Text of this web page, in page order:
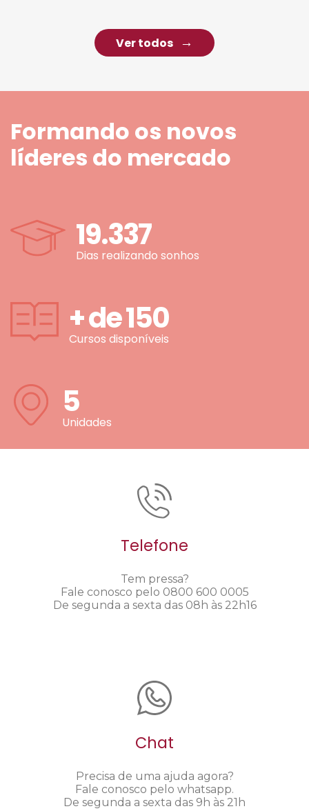
Ver todos
Formando os novos
líderes do mercado
19.337
Dias realizando sonhos
+ de150
Cursos disponíveis
5
Unidades
Telefone
Tem pressa?
Fale conosco pelo 0800 600 0005
De segunda a sexta das 08h às 22h16
Chat
Precisa de uma ajuda agora?
Fale conosco pelo whatsapp.
De segunda a sexta das 9h às 21h